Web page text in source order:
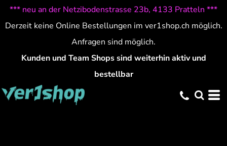
*** neu an der Netzibodenstrasse 23b, 4133 Pratteln ***
Derzeit keine Online Bestellungen im ver1shop.ch möglich.
Anfragen sind möglich.
Kunden und Team Shops sind weiterhin aktiv und
bestellbar